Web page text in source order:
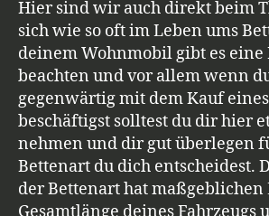
Hier sind wir auch direkt beim
sich wie so oft im Leben ums
deinem Wohnmobil gibt es eine
beachten und vor allem wenn
gegenwärtig mit dem Kauf
beschäftigst solltest du dir hier
nehmen und dir gut überlegen
Bettenart du dich entscheidest.
der Bettenart hat maßgeblichen
Gesamtlänge deines Fahrzeugs